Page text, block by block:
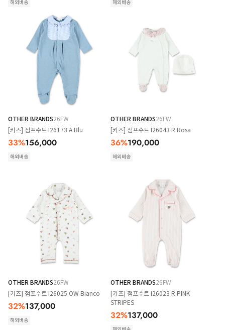
해외배송 해외배송
OTHER BRANDS26FW
[키즈] 점프수트 I26173 A Blu
33%156,000
해외배송
OTHER BRANDS26FW
[키즈] 점프수트 I26043 R Rosa
36%190,000
해외배송
OTHER BRANDS26FW
[키즈] 점프수트 I26025 OW Bianco
32%137,000
해외배송
OTHER BRANDS26FW
[키즈] 점프수트 I26023 R PINK
STRIPES
32%137,000